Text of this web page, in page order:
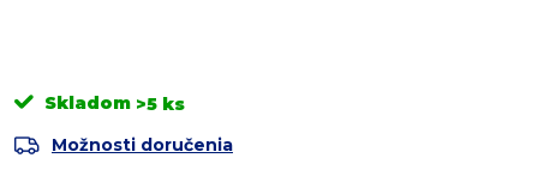
Skladom >5 ks
Možnosti doručenia